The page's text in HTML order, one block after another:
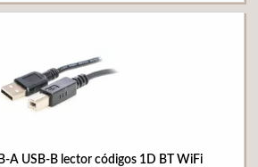
A USB-B lector códigos 1D BT WiFi